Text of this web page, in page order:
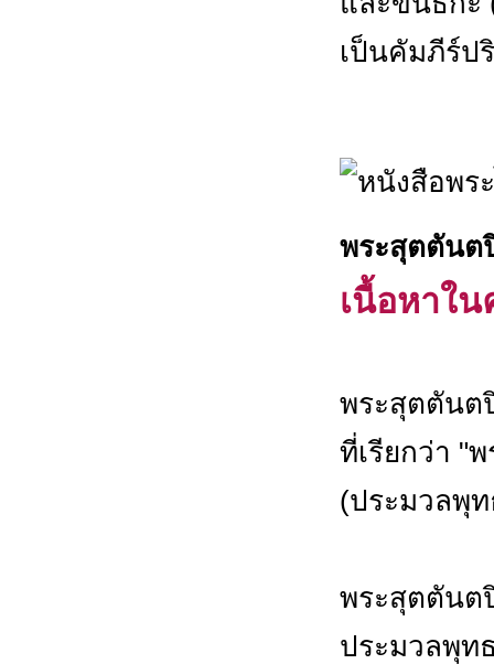
เป็นคัมภีร์ป
พระสุตตันต
เนื้อหาใ
พระสุตตันต
ที่เรียกว่า "
(ประมวลพุ
พระสุตตันต
ประมวลพุท